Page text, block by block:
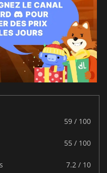
59 / 100
55 / 100
7.2 / 10